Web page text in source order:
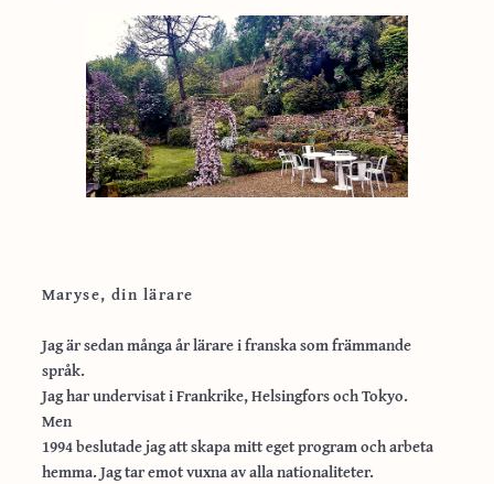
Maryse, din lärare
Jag är sedan många år lärare i franska som främmande
språk.
Jag har undervisat i Frankrike, Helsingfors och Tokyo.
Men
1994 beslutade jag att skapa mitt eget program och arbeta
hemma. Jag tar emot vuxna av alla nationaliteter.